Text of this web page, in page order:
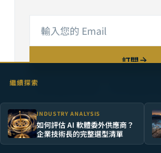
訂閱
我們尊重您的隱私，絕不會將您的
繼續探索
INDUSTRY ANALYSIS
如何評估 AI 軟體委外供應商？
企業技術長的完整選型清單